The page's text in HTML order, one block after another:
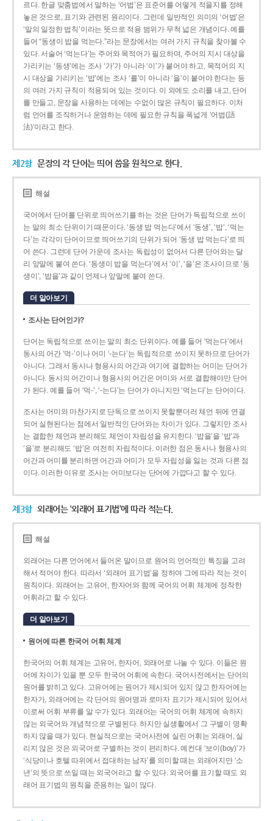
르다. 한글 맞춤법에서 말하는 ‘어법’은 표준어를 어떻게 적을지를 정해
놓은 것으로, 표기와 관련된 원리이다. 그런데 일반적인 의미의 ‘어법’은
‘말의 일정한 법칙’이라는 뜻으로 적용 범위가 무척 넓은 개념이다. 예를
들어 “동생이 밥을 먹는다.”라는 문장에서는 여러 가지 규칙을 찾아볼 수
있다. 서술어 ‘먹는다’는 주어와 목적어가 필요하며, 주어의 지시 대상을
가리키는 ‘동생’에는 조사 ‘가’가 아니라 ‘이’가 붙어야 하고, 목적어의 지
시 대상을 가리키는 ‘밥’에는 조사 ‘를’이 아니라 ‘을’이 붙어야 한다는 등
의 여러 가지 규칙이 적용되어 있는 것이다. 이 외에도 소리를 내고, 단어
를 만들고, 문장을 사용하는 데에는 수없이 많은 규칙이 필요하다. 이처
럼 언어를 조직하거나 운영하는 데에 필요한 규칙을 폭넓게 ‘어법(語
法)’이라고 한다.
제2항 문장의 각 단어는 띄어 씀을 원칙으로 한다.
해설
국어에서 단어를 단위로 띄어쓰기를 하는 것은 단어가 독립적으로 쓰이
는 말의 최소 단위이기 때문이다. ‘동생 밥 먹는다’에서 ‘동생’, ‘밥’, ‘먹는
다’는 각각이 단어이므로 띄어쓰기의 단위가 되어 ‘동생 밥 먹는다’로 띄
어 쓴다. 그런데 단어 가운데 조사는 독립성이 없어서 다른 단어와는 달
리 앞말에 붙여 쓴다. ‘동생이 밥을 먹는다’에서 ‘이’, ‘을’은 조사이므로 ‘동
생이’, ‘밥을’과 같이 언제나 앞말에 붙여 쓴다.
더 알아보기
조사는 단어인가?
단어는 독립적으로 쓰이는 말의 최소 단위이다. 예를 들어 ‘먹는다’에서
동사의 어간 ‘먹-­’이나 어미 ‘­-는다’는 독립적으로 쓰이지 못하므로 단어가
아니다. 그래서 동사나 형용사의 어간과 여기에 결합하는 어미는 단어가
아니다. 동사의 어간이나 형용사의 어간은 어미와 서로 결합해야만 단어
가 된다. 예를 들어 ‘먹-’, ‘-는다’는 단어가 아니지만 ‘먹는다’는 단어이다.
조사는 어미와 마찬가지로 단독으로 쓰이지 못할뿐더러 체언 뒤에 연결
되어 실현된다는 점에서 일반적인 단어와는 차이가 있다. 그렇지만 조사
는 결합한 체언과 분리해도 체언이 자립성을 유지한다. ‘밥을’을 ‘밥’과
‘을’로 분리해도 ‘밥’은 여전히 자립적이다. 이러한 점은 동사나 형용사의
어간과 어미를 분리하면 어간과 어미가 모두 자립성을 잃는 것과 다른 점
이다. 이러한 이유로 조사는 어미보다는 단어에 가깝다고 할 수 있다.
제3항 외래어는 ‘외래어 표기법’에 따라 적는다.
해설
외래어는 다른 언어에서 들어온 말이므로 원어의 언어적인 특징을 고려
해서 적어야 한다. 따라서 ‘외래어 표기법’을 정하여 그에 따라 적는 것이
원칙이다. 외래어는 고유어, 한자어와 함께 국어의 어휘 체계에 정착한
어휘라고 할 수 있다.
더 알아보기
원어에 따른 한국어 어휘 체계
한국어의 어휘 체계는 고유어, 한자어, 외래어로 나눌 수 있다. 이들은 원
어에 차이가 있을 뿐 모두 한국어 어휘에 속한다. 국어사전에서는 단어의
원어를 밝히고 있다. 고유어에는 원어가 제시되어 있지 않고 한자어에는
한자가, 외래어에는 각 단어의 원어명과 로마자 표기가 제시되어 있어서
이로써 어휘 부류를 알 수가 있다. 외래어는 국어의 어휘 체계에 속하지
않는 외국어와 개념적으로 구별된다. 하지만 실생활에서 그 구별이 명확
하지 않을 때가 있다. 현실적으로는 국어사전에 실린 어휘는 외래어, 실
리지 않은 것은 외국어로 구별하는 것이 편리하다. 예컨대 ‘보이(boy)’가
‘식당이나 호텔 따위에서 접대하는 남자’를 의미할 때는 외래어지만 ‘소
년’의 뜻으로 쓰일 때는 외국어라고 할 수 있다. 외국어를 표기할 때도 외
래어 표기법의 원칙을 준용하는 일이 많다.